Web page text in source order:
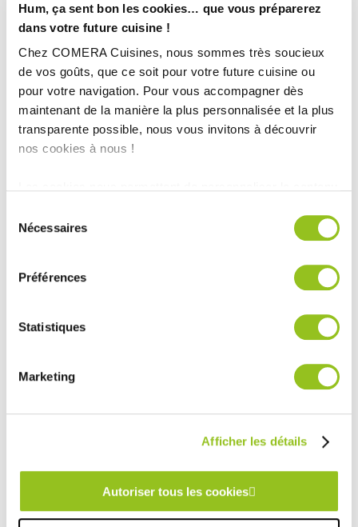
Hum, ça sent bon les cookies… que vous préparerez
dans votre future cuisine !
Chez COMERA Cuisines, nous sommes très soucieux
de vos goûts, que ce soit pour votre future cuisine ou
pour votre navigation. Pour vous accompagner dès
maintenant de la manière la plus personnalisée et la plus
transparente possible, nous vous invitons à découvrir
nos cookies à nous !
médias sociaux et d'analyser notre trafic. Nous
partageons également des informations sur l'utilisation de
notre site avec nos partenaires de médias sociaux, de
publicité et d'analyse, qui peuvent combiner celles-ci
ou qu'ils ont collectées lors de votre utilisation de leurs
Nécessaires
Préférences
Statistiques
Marketing
Afficher les détails
Autoriser tous les cookies
INFORMATIONS
Magasin : COMERA Cuisines à Figeac (46)
Cuisine design avec un plan de travail en céramique